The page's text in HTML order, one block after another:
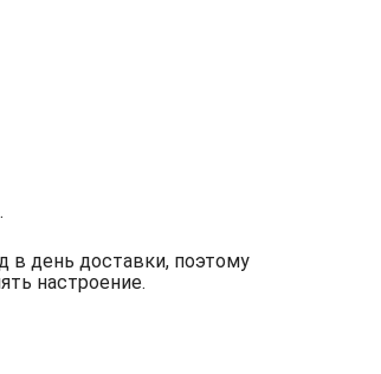
в день доставки, поэтому
настроение.